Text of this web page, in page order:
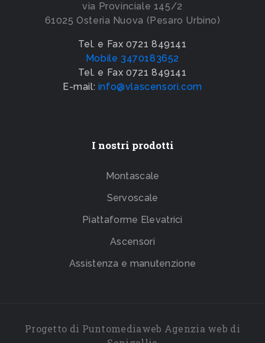
via Provinciale 145/2
61025 Osteria Nuova (Pesaro Urbino)
Tel. e Fax 0721 849141
Mobile 3470183652
Tel. e Fax 0721 849141
E-mail: info@vlascensori.com
I nostri prodotti
Montascale
Servoscale
Piattaforme Elevatrici
Ascensori
Assistenza e manutenzione
Progetto di Puntomediaweb Agenzia web di